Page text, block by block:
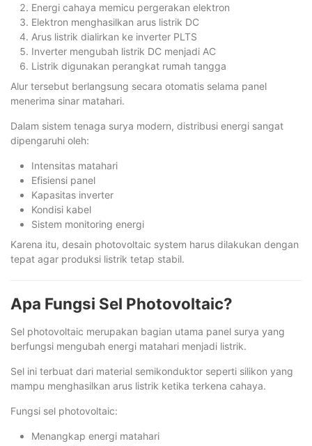
Energi cahaya memicu pergerakan elektron
Elektron menghasilkan arus listrik DC
Arus listrik dialirkan ke inverter PLTS
Inverter mengubah listrik DC menjadi AC
Listrik digunakan perangkat rumah tangga
Alur tersebut berlangsung secara otomatis selama panel
menerima sinar matahari.
Dalam sistem tenaga surya modern, distribusi energi sangat
dipengaruhi oleh:
Intensitas matahari
Efisiensi panel
Kapasitas inverter
Kondisi kabel
Sistem monitoring energi
Karena itu, desain photovoltaic system harus dilakukan dengan
tepat agar produksi listrik tetap stabil.
Apa Fungsi Sel Photovoltaic?
Sel photovoltaic merupakan bagian utama panel surya yang
berfungsi mengubah energi matahari menjadi listrik.
Sel ini terbuat dari material semikonduktor seperti silikon yang
mampu menghasilkan arus listrik ketika terkena cahaya.
Fungsi sel photovoltaic:
Menangkap energi matahari